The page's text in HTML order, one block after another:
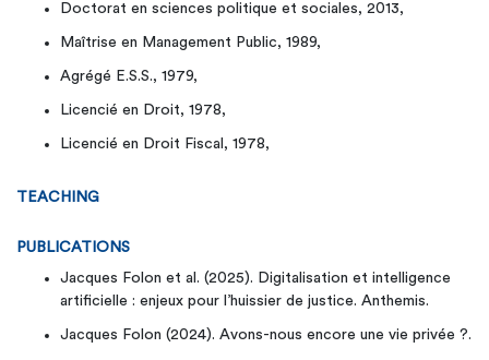
Doctorat en sciences politique et sociales, 2013,
Maîtrise en Management Public, 1989,
Agrégé E.S.S., 1979,
Licencié en Droit, 1978,
Licencié en Droit Fiscal, 1978,
TEACHING
PUBLICATIONS
Jacques Folon et al. (2025). Digitalisation et intelligence
artificielle : enjeux pour l’huissier de justice. Anthemis.
Jacques Folon (2024). Avons-nous encore une vie privée ?.